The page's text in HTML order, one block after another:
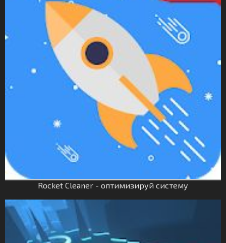
Rocket Cleaner - оптимизируй систему